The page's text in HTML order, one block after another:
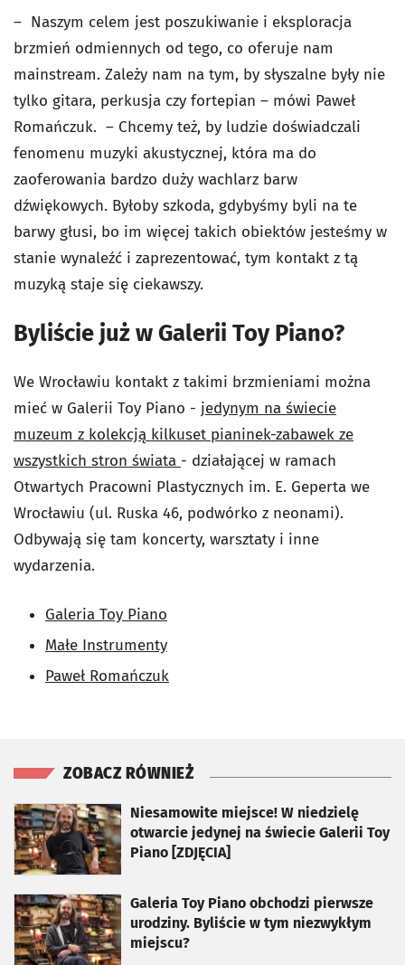
– Naszym celem jest poszukiwanie i eksploracja
brzmień odmiennych od tego, co oferuje nam
mainstream. Zależy nam na tym, by słyszalne były nie
tylko gitara, perkusja czy fortepian – mówi Paweł
Romańczuk. – Chcemy też, by ludzie doświadczali
fenomenu muzyki akustycznej, która ma do
zaoferowania bardzo duży wachlarz barw
dźwiękowych. Byłoby szkoda, gdybyśmy byli na te
barwy głusi, bo im więcej takich obiektów jesteśmy w
stanie wynaleźć i zaprezentować, tym kontakt z tą
muzyką staje się ciekawszy.
Byliście już w Galerii Toy Piano?
We Wrocławiu kontakt z takimi brzmieniami można
mieć w Galerii Toy Piano - jedynym na świecie
muzeum z kolekcją kilkuset pianinek-zabawek ze
wszystkich stron świata - działającej w ramach
Otwartych Pracowni Plastycznych im. E. Geperta we
Wrocławiu (ul. Ruska 46, podwórko z neonami).
Odbywają się tam koncerty, warsztaty i inne
wydarzenia.
Galeria Toy Piano
Małe Instrumenty
Paweł Romańczuk
ZOBACZ RÓWNIEŻ
Niesamowite miejsce! W niedzielę
otwarcie jedynej na świecie Galerii Toy
Piano [ZDJĘCIA]
otworzy się w nowej karcie
Galeria Toy Piano obchodzi pierwsze
urodziny. Byliście w tym niezwykłym
miejscu?
otworzy się w nowej karcie